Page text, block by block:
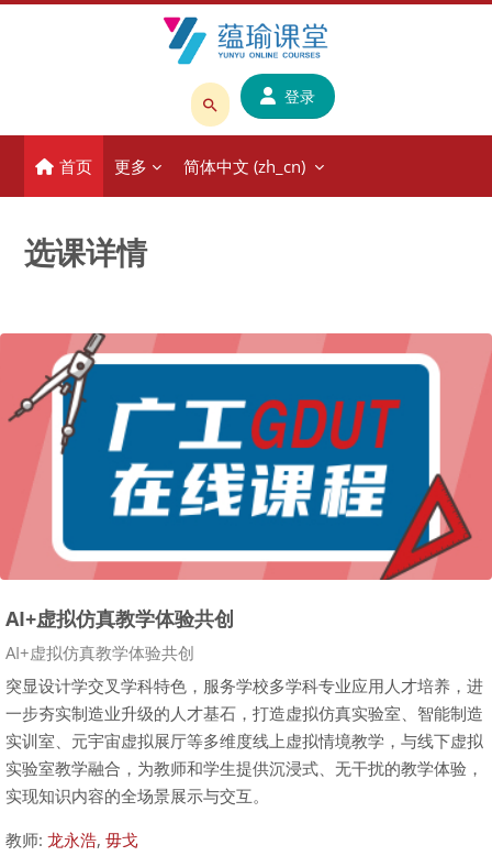
搜
课
程
称
登录
首页 更多 简体中文 ‎(zh_cn)‎
选课详情
AI+虚拟仿真教学体验共创
课程类别
AI+虚拟仿真教学体验共创
突显设计学交叉学科特色，服务学校多学科专业应用人才培养，进
一步夯实制造业升级的人才基石，打造虚拟仿真实验室、智能制造
实训室、元宇宙虚拟展厅等多维度线上虚拟情境教学，与线下虚拟
实验室教学融合，为教师和学生提供沉浸式、无干扰的教学体验，
实现知识内容的全场景展示与交互。
教师: 龙永浩, 毋戈